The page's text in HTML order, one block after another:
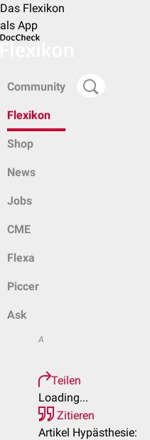
Das Flexikon
als App
Community
Flexikon
Shop
News
Jobs
CME
Flexa
Piccer
Ask
A
Teilen
Loading...
Zitieren
Artikel Hypästhesie: